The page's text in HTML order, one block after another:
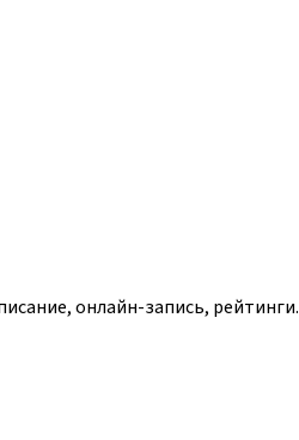
онлайн-запись, рейтинги.